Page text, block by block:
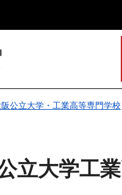
阪公立大学・工業高等専門学校
立大学工